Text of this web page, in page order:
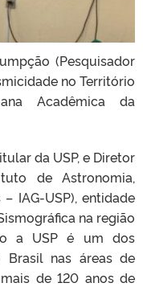
(Pesquisador
no Território
Acadêmica da
da USP, e Diretor
de Astronomia,
IAG-USP), entidade
na região
a USP é um dos
Brasil nas áreas de
de 120 anos de